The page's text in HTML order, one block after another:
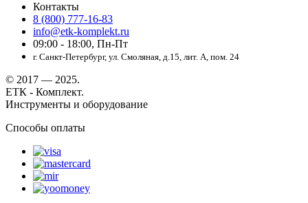
Контакты
8 (800) 777-16-83
info@etk-komplekt.ru
09:00 - 18:00, Пн-Пт
г. Санкт-Петербург, ул. Смоляная, д.15, лит. А, пом. 24
© 2017 — 2025.
ЕТК - Комплект.
Инструменты и оборудование
Способы оплаты